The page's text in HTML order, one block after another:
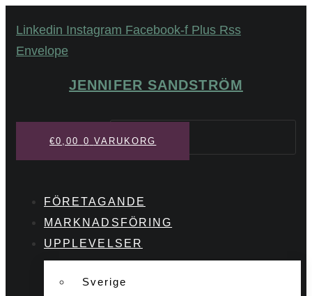
till
innehåll
Linkedin Instagram Facebook-f Plus Rss
Envelope
JENNIFER SANDSTRÖM
Sök
€0,00 0 VARUKORG
FÖRETAGANDE
MARKNADSFÖRING
UPPLEVELSER
Sverige